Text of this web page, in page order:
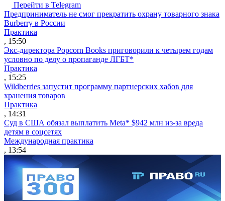
Перейти в Telegram
Предприниматель не смог прекратить охрану товарного знака
Burberry в России
Практика
, 15:50
Экс-директора Popcorn Books приговорили к четырем годам
условно по делу о пропаганде ЛГБТ*
Практика
, 15:25
Wildberries запустит программу партнерских хабов для
хранения товаров
Практика
, 14:31
Суд в США обязал выплатить Meta* $942 млн из-за вреда
детям в соцсетях
Международная практика
, 13:54